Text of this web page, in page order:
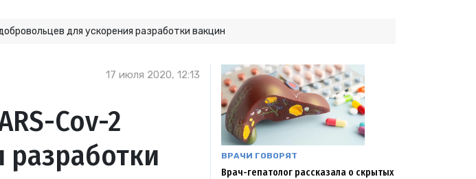
для ускорения разработки вакцин
17 июля 2020, 12:13
Cov-2
разработки
ВРАЧИ ГОВОРЯТ
Врач-гепатолог рассказала о скрытых